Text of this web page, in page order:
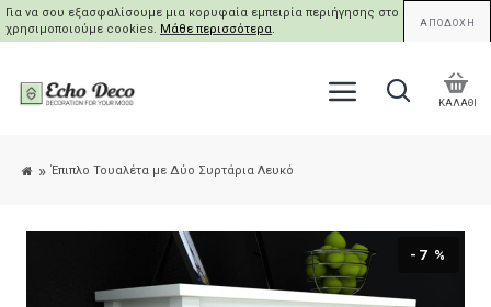
Για να σου εξασφαλίσουμε μια κορυφαία εμπειρία περιήγησης στο site μας,
χρησιμοποιούμε cookies. Μάθε περισσότερα. ΑΠΟΔΟΧΗ
ΚΑΛΑΘΙ
Έπιπλο Τουαλέτα με Δύο Συρτάρια Λευκό
-7 %